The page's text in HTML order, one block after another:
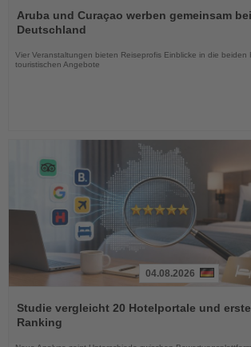
Sie
die
Aruba und Curaçao werben gemeinsam
Deutschland
Vier Veranstaltungen bieten Reiseprofis Einblicke in die beiden
touristischen Angebote
Sie
die
Nachrichten
04.08.2026
Studie vergleicht 20 Hotelportale und
Ranking